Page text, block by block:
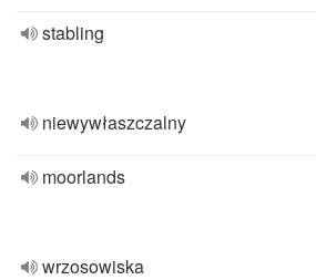
stabling
niewywłaszczalny
moorlands
wrzosowiska